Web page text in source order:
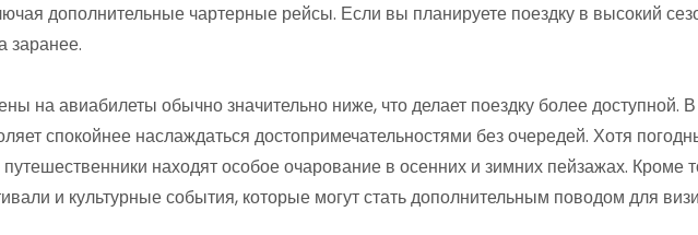
дополнительные чартерные рейсы. Если вы планируете поездку в высокий
заранее.
на авиабилеты обычно значительно ниже, что делает поездку более доступной.
спокойнее наслаждаться достопримечательностями без очередей. Хотя
находят особое очарование в осенних и зимних пейзажах. Кроме
и культурные события, которые могут стать дополнительным поводом для